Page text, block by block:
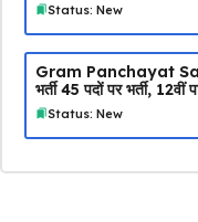
Status: New
Gram Panchayat
भर्ती 45 पदों पर भर्ती,
Status: New